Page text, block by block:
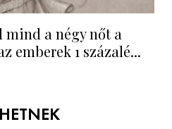
mind a négy nőt a
emberek 1 százalé...